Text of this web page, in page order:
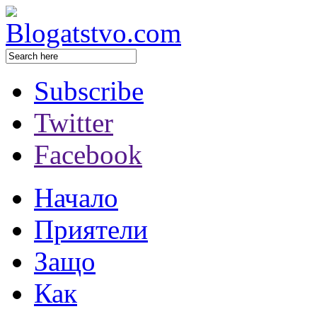
Subscribe
Twitter
Facebook
Начало
Приятели
Защо
Как